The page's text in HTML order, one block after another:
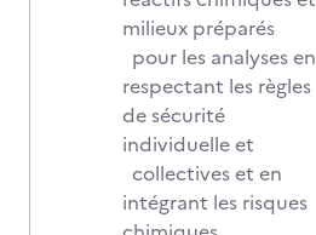
milieux préparés
pour les analyses en
respectant les règles
de sécurité
individuelle et
collectives et en
intégrant les risques